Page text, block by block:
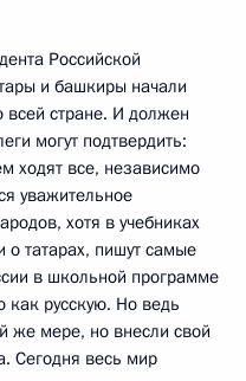
Российской
и башкиры начали
всей стране. И должен
могут подтвердить:
ходят все, независимо
уважительное
хотя в учебниках
о татарах, пишут самые
в школьной программе
как русскую. Но ведь
же мере, но внесли свой
Сегодня весь мир